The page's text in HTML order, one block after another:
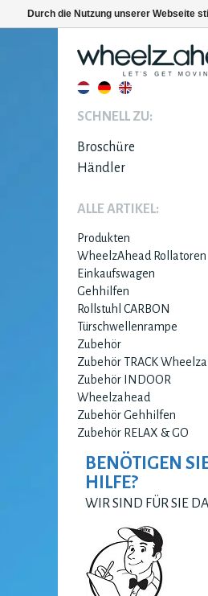
SCHNELL ZU:
Broschüre
Händler
ALLE ARTIKEL:
Produkten
WheelzAhead Rollatoren
Einkaufswagen
Gehhilfen
Rollstuhl CARBON
Türschwellenrampe
Zubehör
Zubehör TRACK
Zubehör INDOOR
Wheelzahead
Zubehör Gehhilfen
Zubehör RELAX & GO
BENÖTIGEN
HILFE?
WIR SIND FÜR SIE
Durch die Nutzung unserer Webseite